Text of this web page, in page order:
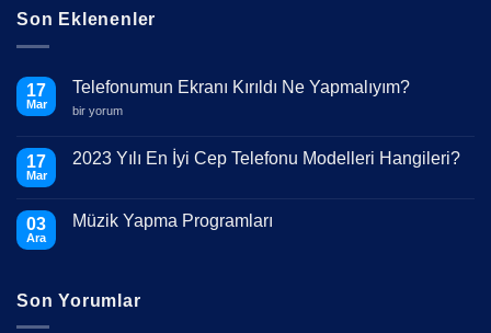
Son Eklenenler
17
Mar
Telefonumun Ekranı Kırıldı Ne Yapmalıyım?
Telefonumun
Ne
Yapmalıyım?
bir yorum
17
Mar
2023 Yılı En İyi Cep Telefonu Modelleri Hangileri?
Yılı
Hangileri?
03
Ara
Müzik Yapma Programları
Programları
Son Yorumlar